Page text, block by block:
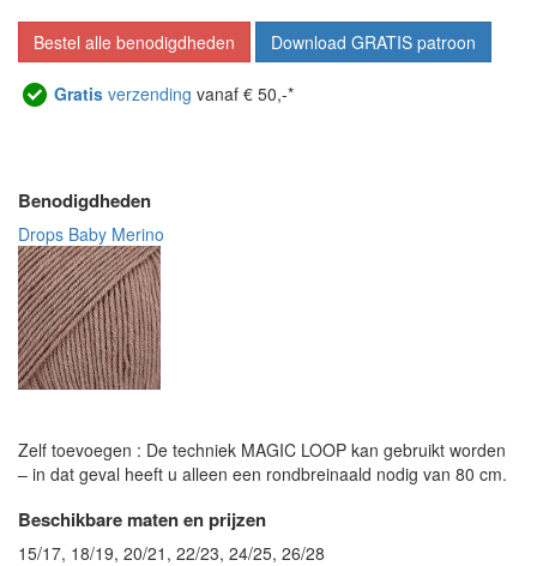
Bestel alle benodigdheden Download GRATIS patroon
Gratis verzending vanaf € 50,-*
Benodigdheden
Drops Baby Merino
Zelf toevoegen : De techniek MAGIC LOOP kan gebruikt worden
– in dat geval heeft u alleen een rondbreinaald nodig van 80 cm.
Beschikbare maten en prijzen
15/17, 18/19, 20/21, 22/23, 24/25, 26/28